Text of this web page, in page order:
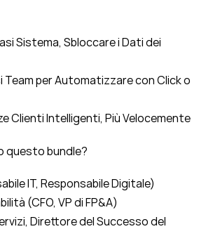
Sistema, Sbloccare i Dati dei
Team per Automatizzare con Click o
Clienti Intelligenti, Più Velocemente
questo bundle?
IT, Responsabile Digitale)
(CFO, VP di FP&A)
Direttore del Successo del